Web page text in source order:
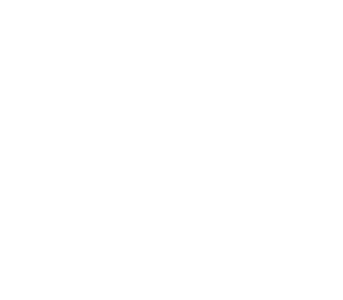
仅有一次的演出再度合体，前提是他们得克服接踵
饰）在著名艺术家艾丽卡·特蕾西（奥利维亚·王尔德 Oliv
错位的爱情
脱贫不松劲，致富再出发。虽然父亲曾在家乡遭到
浪漫情怀和希望的艾莉（莫妮卡·巴巴罗 饰）或许是这座城市里